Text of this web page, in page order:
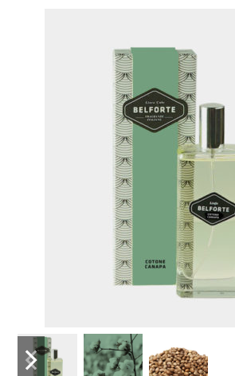
Slide
Slide